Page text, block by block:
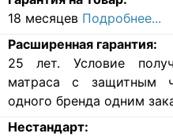
18 месяцев Подробнее...
Расширенная гарантия:
25 лет. Условие
матраса с защитным
одного бренда одним
Нестандарт: